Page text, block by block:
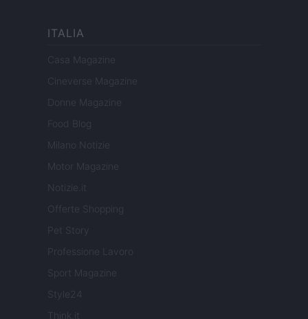
ITALIA
Casa Magazine
Cineverse Magazine
Donne Magazine
Food Blog
Milano Notizie
Motor Magazine
Notizie.it
Offerte Shopping
Pet Story
Professione Lavoro
Sport Magazine
Style24
Think.it